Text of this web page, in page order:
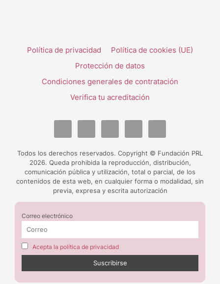
Política de privacidad
Política de cookies (UE)
Protección de datos
Condiciones generales de contratación
Verifica tu acreditación
Todos los derechos reservados. Copyright © Fundación PRL
2026. Queda prohibida la reproducción, distribución,
comunicación pública y utilización, total o parcial, de los
contenidos de esta web, en cualquier forma o modalidad, sin
previa, expresa y escrita autorización
Correo electrónico
Acepta la política de privacidad